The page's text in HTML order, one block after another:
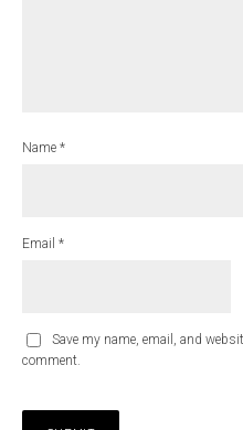
Name *
Email *
Save my name, email, and
comment.